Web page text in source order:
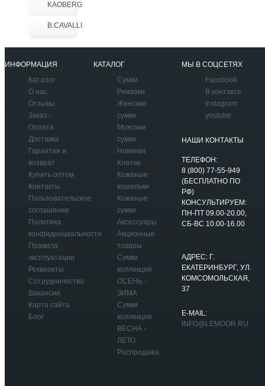
KAOBERG
B.CAVALLI
ИНФОРМАЦИЯ
Каталог
О нас
Отзывы
Заказ -
Оплата
Доставка
Гарантия и
возврат
Купить оптом
Контакты
Пользовательское
соглашение
Политика
конфиденциальности
Правила
эксплуатации
Реквизиты
Сотрудничество
Вакансии
Карта сайта
Блог
КАТАЛОГ
Сумки
Рюкзаки
Женские
сумки
Мужские
сумки
Новинки
Клатчи
Кожаные
кошельки
Кожаные
сумки
Аксессуары
Акционные
товары
Сумки
коллекция
ОСЕНЬ -
ЗИМА
Сумки
коллекция
ВЕСНА -
ЛЕТО
Распродажа
МЫ В СОЦСЕТЯХ
Facebook
В контакте
Instagram
youtube
НАШИ КОНТАКТЫ
ТЕЛЕФОН:
8 (800) 77-55-949
(БЕСПЛАТНО ПО
РФ)
КОНСУЛЬТИРУЕМ:
ПН-ПТ 09.00-20.00,
СБ-ВС 10.00-16.00
АДРЕС: Г.
ЕКАТЕРИНБУРГ, УЛ.
КОМСОМОЛЬСКАЯ,
37
E-MAIL:
INFO@LEMOOR.RU